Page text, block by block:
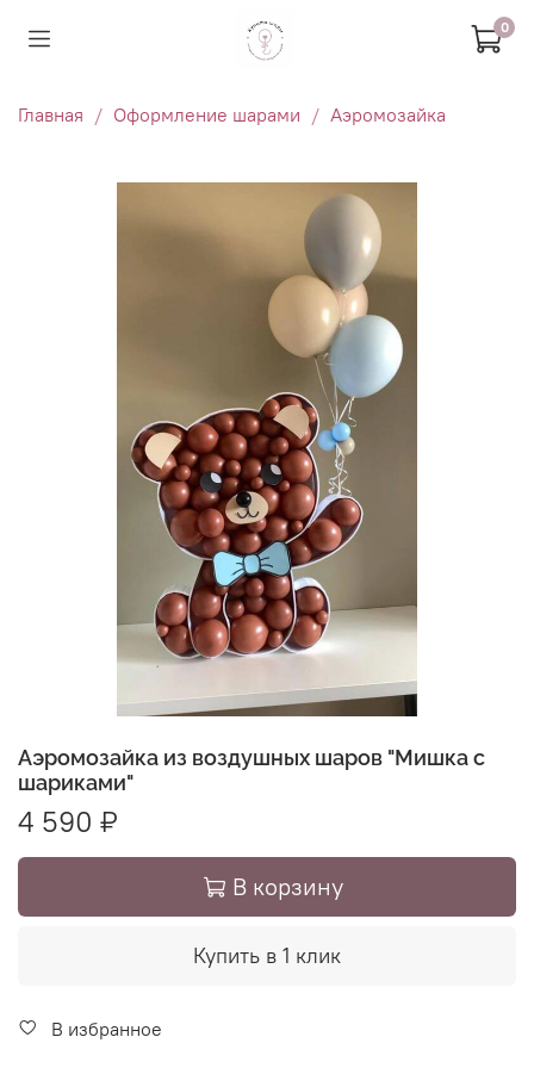
0
Главная Оформление шарами Аэромозайка
Аэромозайка из воздушных шаров "Мишка с
шариками"
4 590 ₽
В корзину
Купить в 1 клик
В избранное